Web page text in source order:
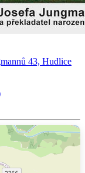
43, Hudlice